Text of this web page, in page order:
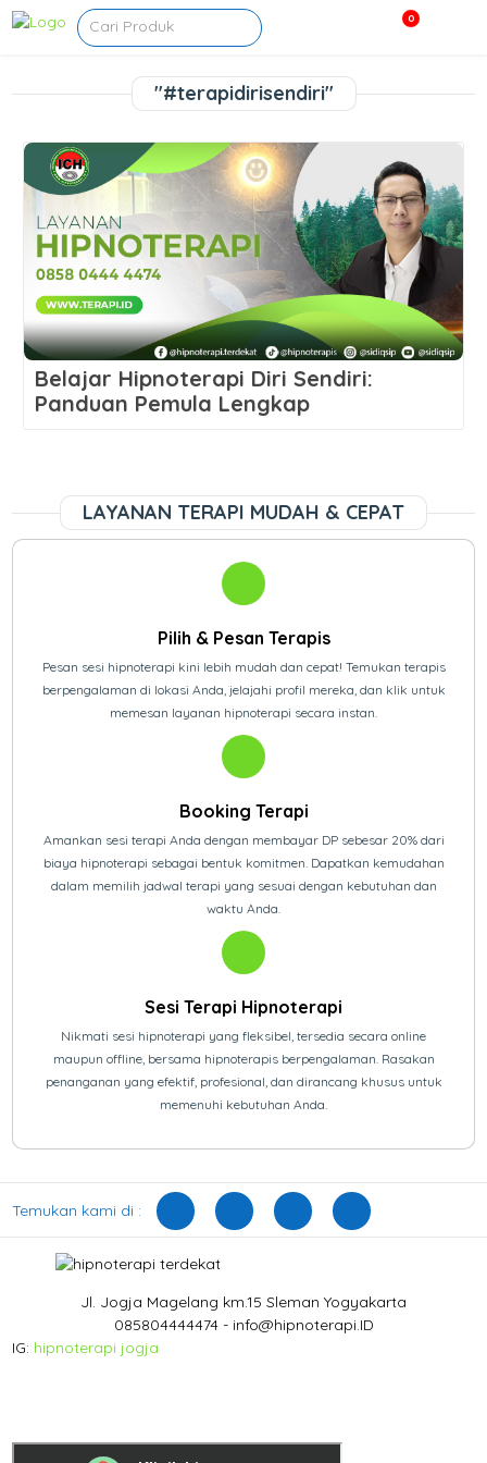
0
"#terapidirisendiri"
Belajar Hipnoterapi Diri Sendiri:
Panduan Pemula Lengkap
LAYANAN TERAPI MUDAH & CEPAT
Pilih & Pesan Terapis
Pesan sesi hipnoterapi kini lebih mudah dan cepat! Temukan terapis
berpengalaman di lokasi Anda, jelajahi profil mereka, dan klik untuk
memesan layanan hipnoterapi secara instan.
Booking Terapi
Amankan sesi terapi Anda dengan membayar DP sebesar 20% dari
biaya hipnoterapi sebagai bentuk komitmen. Dapatkan kemudahan
dalam memilih jadwal terapi yang sesuai dengan kebutuhan dan
waktu Anda.
Sesi Terapi Hipnoterapi
Nikmati sesi hipnoterapi yang fleksibel, tersedia secara online
maupun offline, bersama hipnoterapis berpengalaman. Rasakan
penanganan yang efektif, profesional, dan dirancang khusus untuk
memenuhi kebutuhan Anda.
Temukan kami di :
Jl. Jogja Magelang km.15 Sleman Yogyakarta
085804444474 - info@hipnoterapi.ID
IG: hipnoterapi jogja